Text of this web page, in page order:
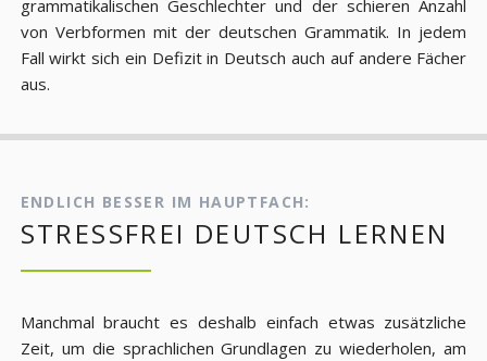
grammatikalischen Geschlechter und der schieren Anzahl
von Verbformen mit der deutschen Grammatik. In jedem
Fall wirkt sich ein Defizit in Deutsch auch auf andere Fächer
aus.
ENDLICH BESSER IM HAUPTFACH:
STRESSFREI DEUTSCH LERNEN
Manchmal braucht es deshalb einfach etwas zusätzliche
Zeit, um die sprachlichen Grundlagen zu wiederholen, am